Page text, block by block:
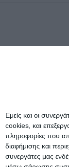
Εμείς και οι
cookies, και
πληροφορίες που
διαφήμισης και
συνεργάτες μας